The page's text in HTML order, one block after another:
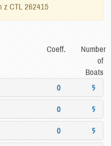
z CTL 262415
Coeff.
Number
of
Boats
0
5
0
5
0
5